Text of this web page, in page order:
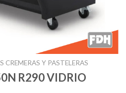
CREMERAS Y PASTELERAS
R290 VIDRIO